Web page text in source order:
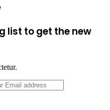
list to get the new